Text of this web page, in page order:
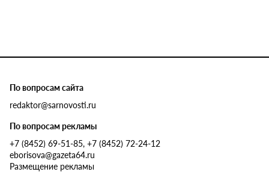
По вопросам сайта
redaktor@sarnovosti.ru
По вопросам рекламы
+7 (8452) 69-51-85, +7 (8452) 72-24-12
eborisova@gazeta64.ru
Размещение рекламы